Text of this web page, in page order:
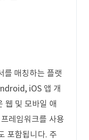
를 매칭하는 플랫
iOS 앱 개
웹 및 모바일 애
레임워크를 사용
포함됩니다. 주